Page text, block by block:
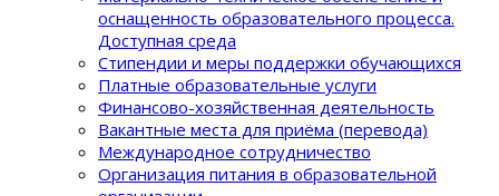
оснащенность образовательного процеcса.
Доступная среда
Стипендии и меры поддержки обучающихся
Платные образовательные услуги
Финансово-хозяйственная деятельность
Вакантные места для приёма (перевода)
Международное сотрудничество
Организация питания в образовательной